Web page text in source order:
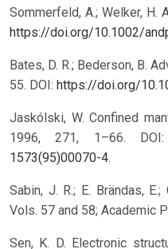
Sommerfeld, A.; Welker, H.
https://doi.org/10.1002/
Bates, D. R.; Bederson, B.
55. DOI: https://doi.org/
Jaskólski, W. Confined
1996, 271, 1–66.
1573(95)00070-4.
Sabin, J. R.; E. Brändas,
Vols. 57 and 58; Academic
Sen, K. D. Electronic